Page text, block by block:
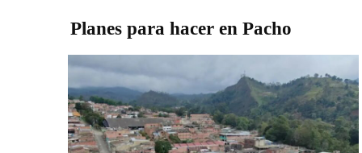
Planes para hacer en Pacho